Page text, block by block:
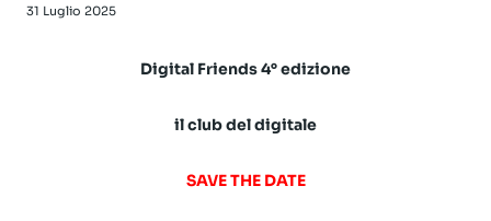
31 Luglio 2025
Digital Friends 4° edizione
il club del digitale
SAVE THE DATE